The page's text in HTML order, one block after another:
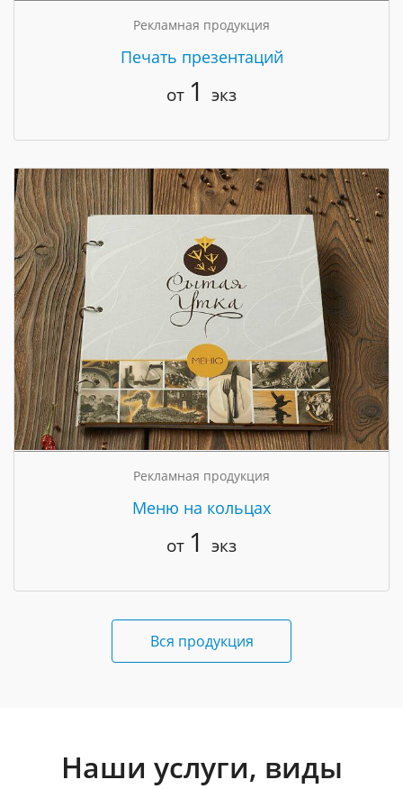
Рекламная продукция
Печать презентаций
от 1 экз
Рекламная продукция
Меню на кольцах
от 1 экз
Вся продукция
Наши услуги, виды